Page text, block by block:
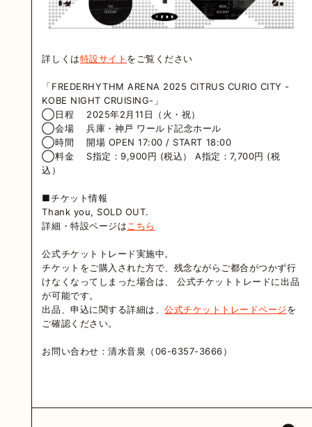
詳しくは特設サイト をご覧ください
「FREDERHYTHM ARENA 2025 CITRUS CURIO CITY -
KOBE NIGHT CRUISING-」
◯日程 2025年2月11日（火・祝）
◯会場 兵庫・神戸 ワールド記念ホール
◯時間 開場 OPEN 17:00 / START 18:00
◯料金 S指定：9,900円 (税込） A指定：7,700円 (税
込）
■チケット情報
Thank you, SOLD OUT.
詳細・特設ページは こちら
公式チケットトレード実施中。
チケットをご購入された方で、残念ながらご都合がつかず行
けなくなってしまった場合は、 公式チケットトレードに出品
が可能です。
出品、申込に関する詳細は、公式チケットトレードページを
ご確認ください。
お問い合わせ：清水音泉（06-6357-3666）